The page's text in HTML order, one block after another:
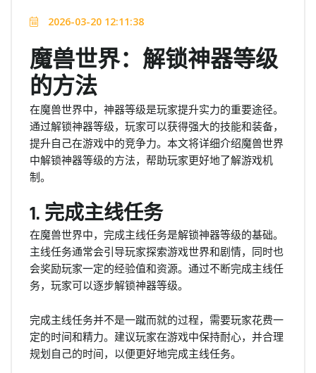
2026-03-20 12:11:38
魔兽世界：解锁神器等级
的方法
在魔兽世界中，神器等级是玩家提升实力的重要途径。
通过解锁神器等级，玩家可以获得强大的技能和装备，
提升自己在游戏中的竞争力。本文将详细介绍魔兽世界
中解锁神器等级的方法，帮助玩家更好地了解游戏机
制。
1. 完成主线任务
在魔兽世界中，完成主线任务是解锁神器等级的基础。
主线任务通常会引导玩家探索游戏世界和剧情，同时也
会奖励玩家一定的经验值和资源。通过不断完成主线任
务，玩家可以逐步解锁神器等级。
完成主线任务并不是一蹴而就的过程，需要玩家花费一
定的时间和精力。建议玩家在游戏中保持耐心，并合理
规划自己的时间，以便更好地完成主线任务。